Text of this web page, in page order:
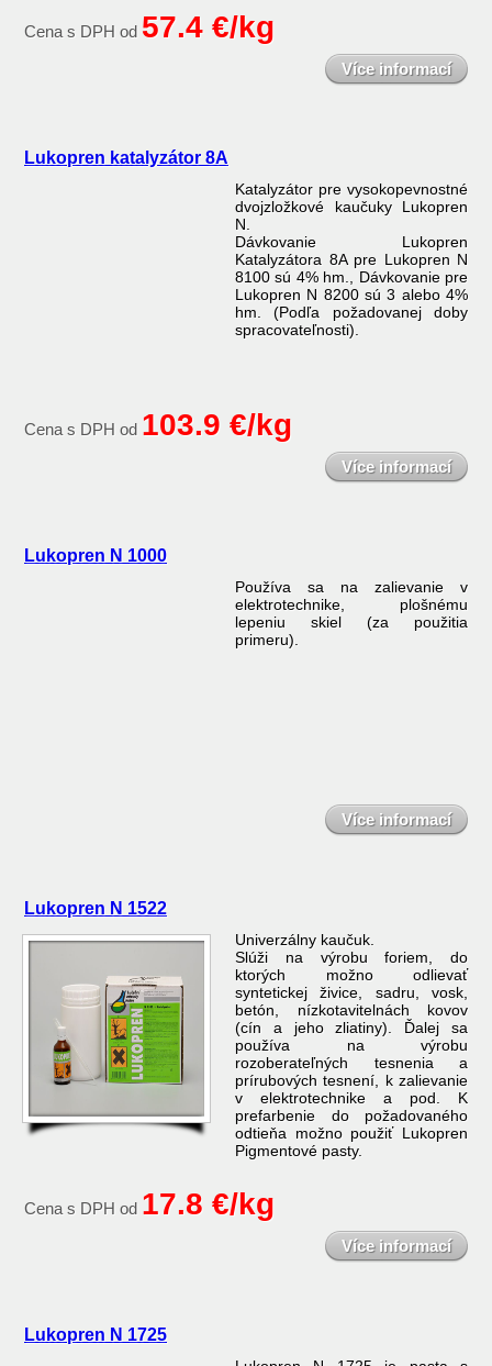
Cena s DPH od 57.4 €/kg
Více informací
Lukopren katalyzátor 8A
Katalyzátor pre vysokopevnostné
dvojzložkové kaučuky Lukopren
N.
Dávkovanie Lukopren
Katalyzátora 8A pre Lukopren N
8100 sú 4% hm., Dávkovanie pre
Lukopren N 8200 sú 3 alebo 4%
hm. (Podľa požadovanej doby
spracovateľnosti).
Cena s DPH od 103.9 €/kg
Více informací
Lukopren N 1000
Používa sa na zalievanie v
elektrotechnike, plošnému
lepeniu skiel (za použitia
primeru).
Více informací
Lukopren N 1522
Univerzálny kaučuk.
Slúži na výrobu foriem, do
ktorých možno odlievať
syntetickej živice, sadru, vosk,
betón, nízkotavitelnách kovov
(cín a jeho zliatiny). Ďalej sa
používa na výrobu
rozoberateľných tesnenia a
prírubových tesnení, k zalievanie
v elektrotechnike a pod. K
prefarbenie do požadovaného
odtieňa možno použiť Lukopren
Pigmentové pasty.
Cena s DPH od 17.8 €/kg
Více informací
Lukopren N 1725